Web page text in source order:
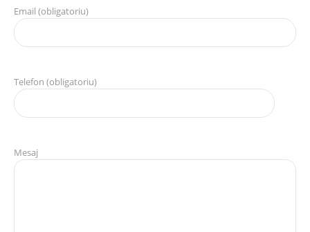
Email (obligatoriu)
Telefon (obligatoriu)
Mesaj